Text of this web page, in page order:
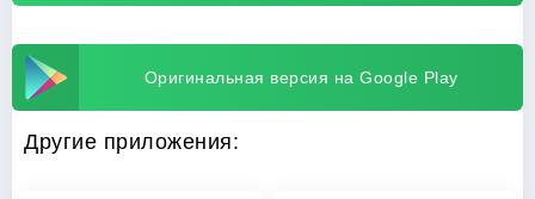
Оригинальная версия на Google Play
Другие приложения: